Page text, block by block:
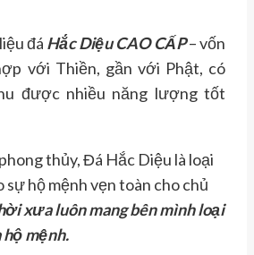
đá Hắc Diệu CAO CẤP– vốn
với Thiền, gần với Phật, có
được nhiều năng lượng tốt
thủy, Đá Hắc Diệu là loại
hộ mệnh vẹn toàn cho chủ
xưa luôn mang bên mình loại
hộ mệnh.